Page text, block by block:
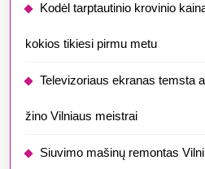
​​Kodėl tarptautinio krovinio
kokios tikiesi pirmu metu
Televizoriaus ekranas temsta
žino Vilniaus meistrai
Siuvimo mašinų remontas